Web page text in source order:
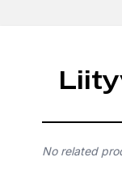
No related